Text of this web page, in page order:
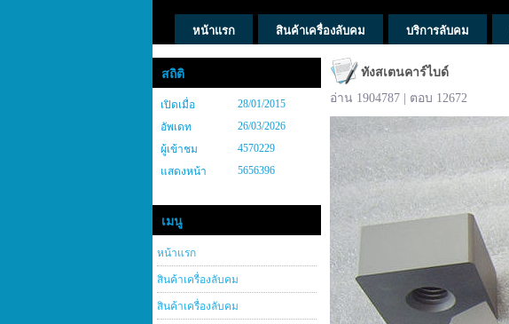
หน้าแรก สินค้าเครื่องลับคม บริการลับคม
สถิติ
เปิดเมื่อ
28/01/2015
อัพเดท
26/03/2026
ผู้เข้าชม
4570229
แสดงหน้า
5656396
เมนู
หน้าแรก
สินค้าเครื่องลับคม
สินค้าเครื่องลับคม
ทังสเตนคาร์ไบด์
อ่าน 1904787 | ตอบ 12672